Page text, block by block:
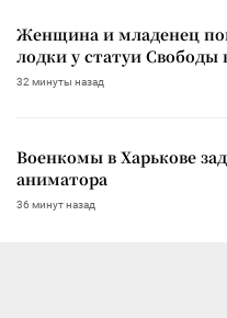
Женщина и младенец
лодки у статуи
32 минуты назад
Военкомы в Харькове
аниматора
36 минут назад